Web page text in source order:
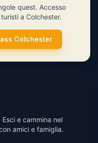
quest. Accesso
a Colchester.
Colchester
e cammina nel
amici e famiglia.